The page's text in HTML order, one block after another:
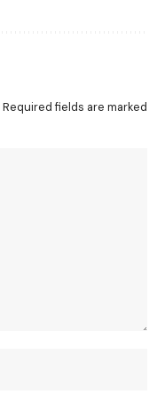
Required fields are marked